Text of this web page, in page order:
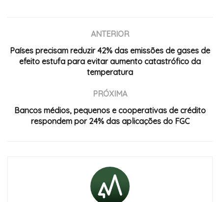
ANTERIOR
Países precisam reduzir 42% das emissões de gases de
efeito estufa para evitar aumento catastrófico da
temperatura
PRÓXIMA
Bancos médios, pequenos e cooperativas de crédito
respondem por 24% das aplicações do FGC